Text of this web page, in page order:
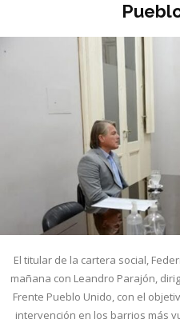
El titular de la cartera social,
mañana con Leandro Parajón,
Frente Pueblo Unido, con el
intervención en los barrios más